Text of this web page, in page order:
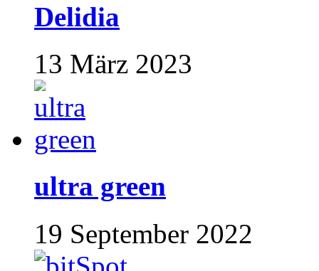
Delidia
13 März 2023
ultra green
19 September 2022